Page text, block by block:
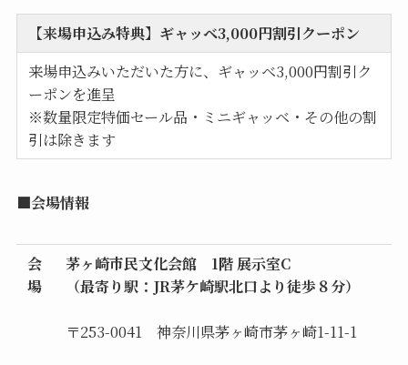
【来場申込み特典】ギャッベ3,000円割引クーポン
来場申込みいただいた方に、ギャッベ3,000円割引ク
ーポンを進呈
※数量限定特価セール品・ミニギャッベ・その他の割
引は除きます
■会場情報
会
場
茅ヶ崎市民文化会館 1階 展示室C
（最寄り駅：JR茅ケ崎駅北口より徒歩８分）
〒253-0041 神奈川県茅ヶ崎市茅ヶ崎1-11-1